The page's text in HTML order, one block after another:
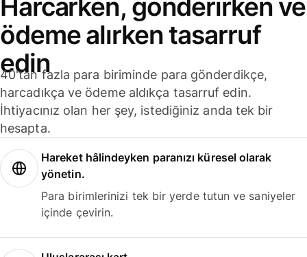
Harcarken, gönderirken ve
ödeme alırken tasarruf
edin
40'tan fazla para biriminde para gönderdikçe,
harcadıkça ve ödeme aldıkça tasarruf edin.
İhtiyacınız olan her şey, istediğiniz anda tek bir
hesapta.
Hareket hâlindeyken paranızı küresel olarak
yönetin.
Para birimlerinizi tek bir yerde tutun ve saniyeler
içinde çevirin.